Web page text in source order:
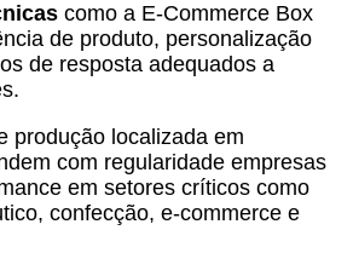
como a E-Commerce Box
de produto, personalização
de resposta adequados a
produção localizada em
com regularidade empresas
em setores críticos como
confecção, e-commerce e